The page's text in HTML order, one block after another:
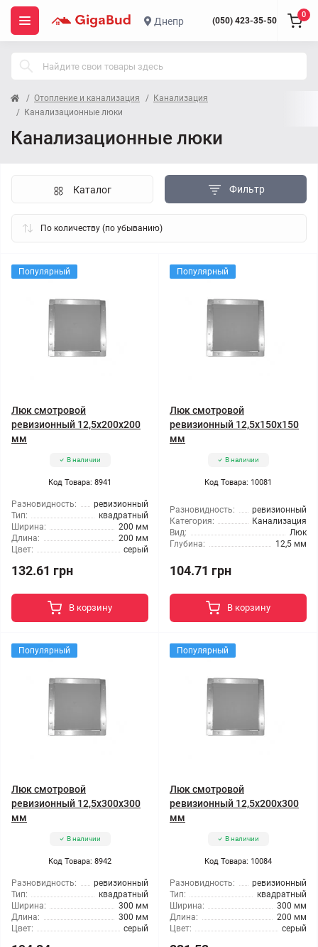
Днепр (050) 423-35-50
0
Отопление и канализация
Канализация
Канализационные люки
Канализационные люки
Фильтр
Каталог
Популярный
Люк смотровой
ревизионный 12,5x200x200
мм
В наличии
Код Товара: 8941
Разновидность:
ревизионный
Тип:
квадратный
Ширина:
200 мм
Длина:
200 мм
Цвет:
серый
132.61 грн
В корзину
Популярный
Люк смотровой
ревизионный 12,5x150x150
мм
В наличии
Код Товара: 10081
Разновидность:
ревизионный
Категория:
Канализация
Вид:
Люк
Глубина:
12,5 мм
104.71 грн
В корзину
Популярный
Люк смотровой
ревизионный 12,5x300x300
мм
В наличии
Код Товара: 8942
Разновидность:
ревизионный
Тип:
квадратный
Ширина:
300 мм
Длина:
300 мм
Цвет:
серый
Популярный
Люк смотровой
ревизионный 12,5x200x300
мм
В наличии
Код Товара: 10084
Разновидность:
ревизионный
Тип:
квадратный
Ширина:
300 мм
Длина:
200 мм
Цвет:
серый